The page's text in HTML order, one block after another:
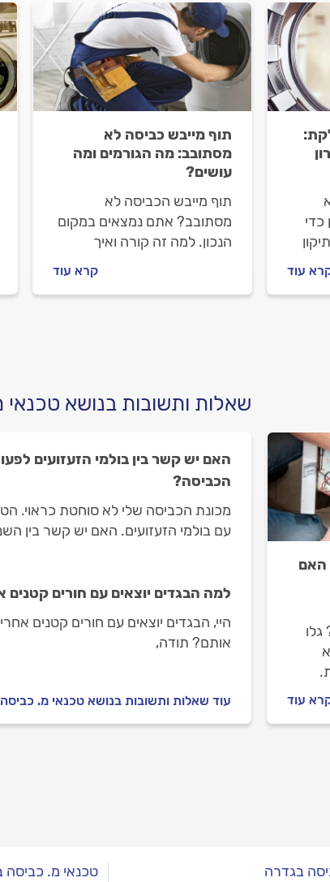
עוד
תוף מייבש כביסה לא
מסתובב: מה הגורמים ומה
עושים?
תוף מייבש הכביסה לא
מסתובב? אתם נמצאים במקום
הנכון. למה זה קורה ואיך
המקצוענים עם כל התשובות.
קרא עוד
האם
עוד
שאלות ותשובות בנושא
האם יש קשר בין בולמי הזעזועים
הכביסה?
מכונת הכביסה שלי לא סוחטת כראוי.
עם בולמי הזעזועים. האם יש קשר בין
למה הבגדים יוצאים עם חורים
היי, הבגדים יוצאים עם חורים קטנים
אותם? תודה,
עוד שאלות ותשובות בנושא טכנאי מ. כביסה
בגדרה
טכנאי מ. כביסה